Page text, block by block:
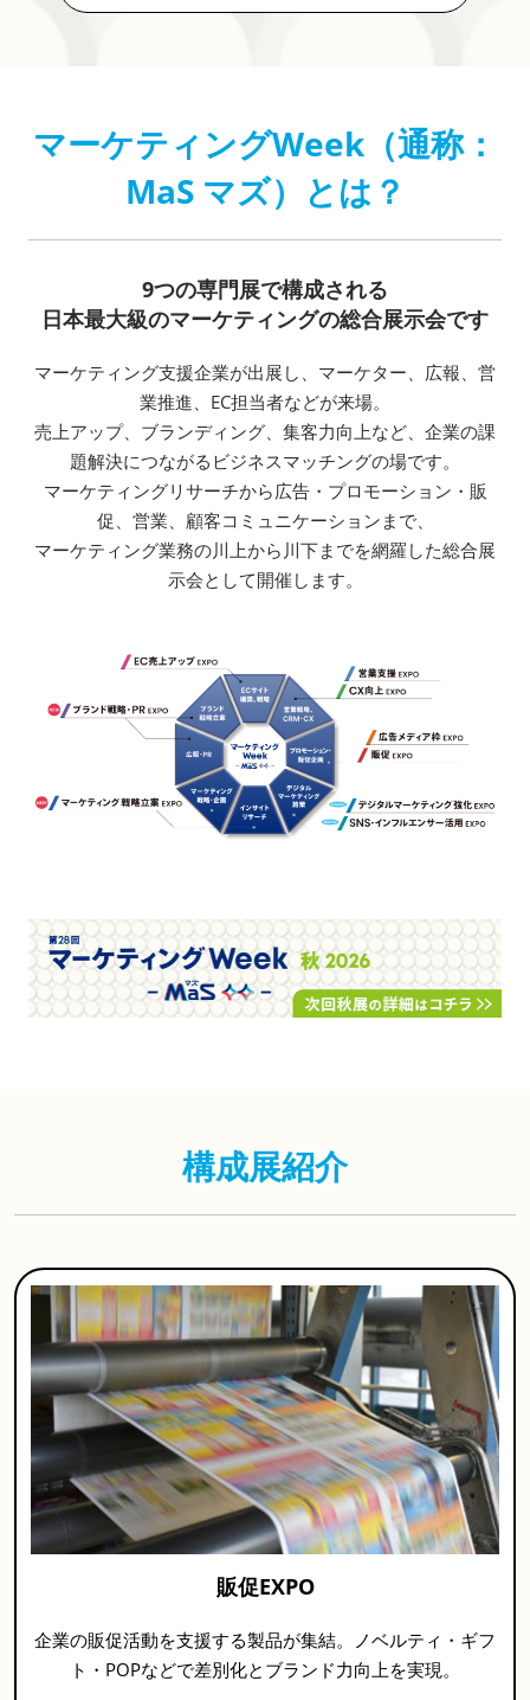
マーケティングWeek（通称：
MaS マズ）とは？
9つの専門展で構成される
日本最大級のマーケティングの総合展示会です
マーケティング支援企業が出展し、マーケター、広報、営
業推進、EC担当者などが来場。
売上アップ、ブランディング、集客力向上など、企業の課
題解決につながるビジネスマッチングの場です。
マーケティングリサーチから広告・プロモーション・販
促、営業、顧客コミュニケーションまで、
マーケティング業務の川上から川下までを網羅した総合展
示会として開催します。
構成展紹介
販促EXPO
企業の販促活動を支援する製品が集結。ノベルティ・ギフ
ト・POPなどで差別化とブランド力向上を実現。